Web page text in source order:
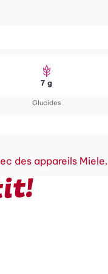
Glucides
7 g
des appareils Miele.